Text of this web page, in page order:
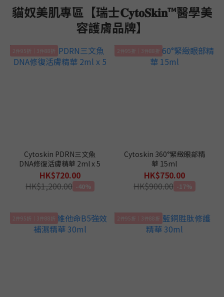
貓奴美肌專區【瑞士𝐂𝐲𝐭𝐨𝐒𝐤𝐢𝐧™醫學美
容護膚品牌】
2件95折｜3件88折
Cytoskin PDRN三文魚
DNA修復活膚精華 2ml x 5
HK$720.00
HK$1,200.00 -40%
2件95折｜3件88折
Cytoskin 360°緊緻眼部精
華 15ml
HK$750.00
HK$900.00 -17%
2件95折｜3件88折 2件95折｜3件88折